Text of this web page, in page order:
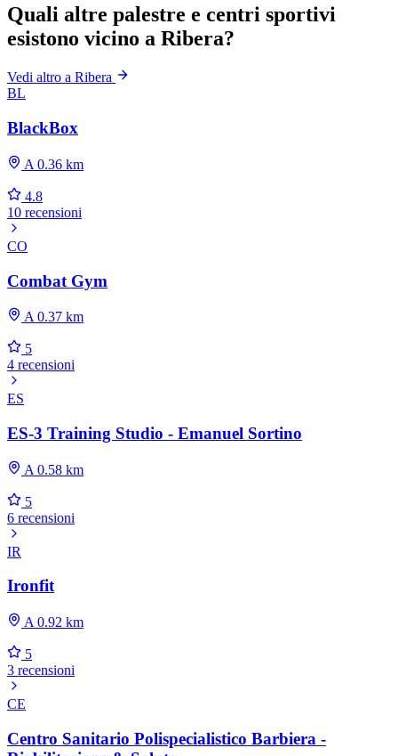
Quali altre palestre e centri sportivi
esistono vicino a Ribera?
Vedi altro a Ribera
BL
BlackBox
A 0.36 km
4.8
10 recensioni
CO
Combat Gym
A 0.37 km
5
4 recensioni
ES
ES-3 Training Studio - Emanuel Sortino
A 0.58 km
5
6 recensioni
IR
Ironfit
A 0.92 km
5
3 recensioni
CE
Centro Sanitario Polispecialistico Barbiera -